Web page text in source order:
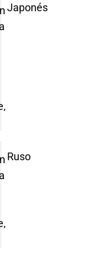
Japonés
Ruso